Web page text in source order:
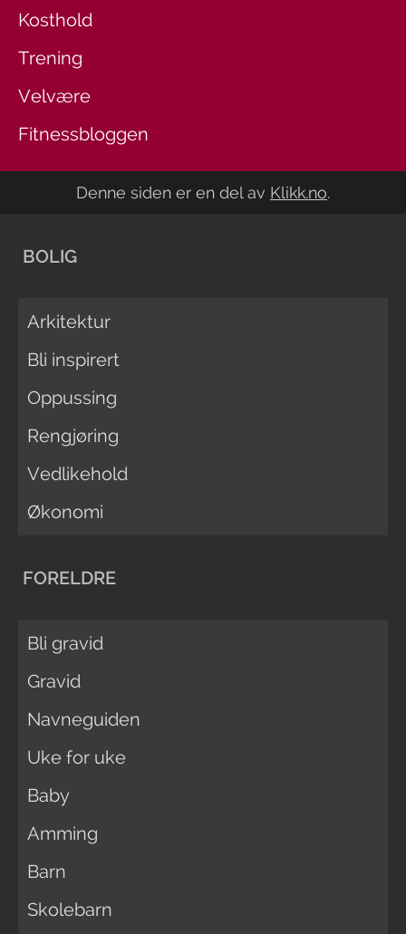
Kosthold
Trening
Velvære
Fitnessbloggen
Denne siden er en del av Klikk.no.
BOLIG
Arkitektur
Bli inspirert
Oppussing
Rengjøring
Vedlikehold
Økonomi
FORELDRE
Bli gravid
Gravid
Navneguiden
Uke for uke
Baby
Amming
Barn
Skolebarn